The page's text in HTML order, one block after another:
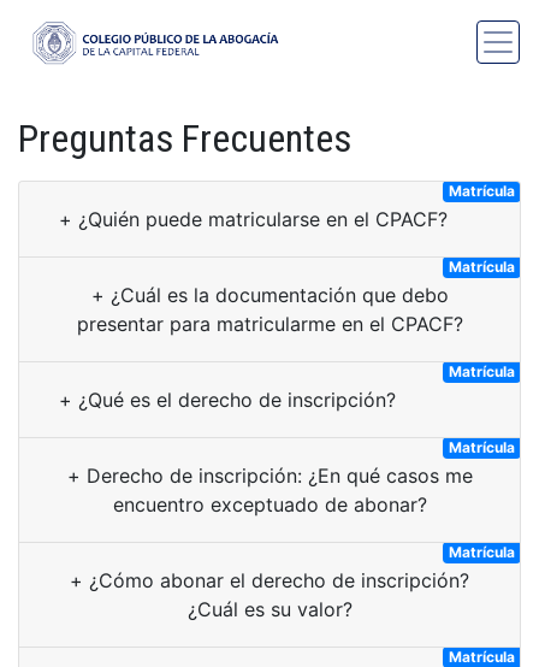
Preguntas Frecuentes
+ ¿Quién puede matricularse en el CPACF?
Matrícula
+ ¿Cuál es la documentación que debo
presentar para matricularme en el CPACF?
Matrícula
+ ¿Qué es el derecho de inscripción?
Matrícula
+ Derecho de inscripción: ¿En qué casos me
encuentro exceptuado de abonar?
Matrícula
+ ¿Cómo abonar el derecho de inscripción?
¿Cuál es su valor?
Matrícula
Matrícula